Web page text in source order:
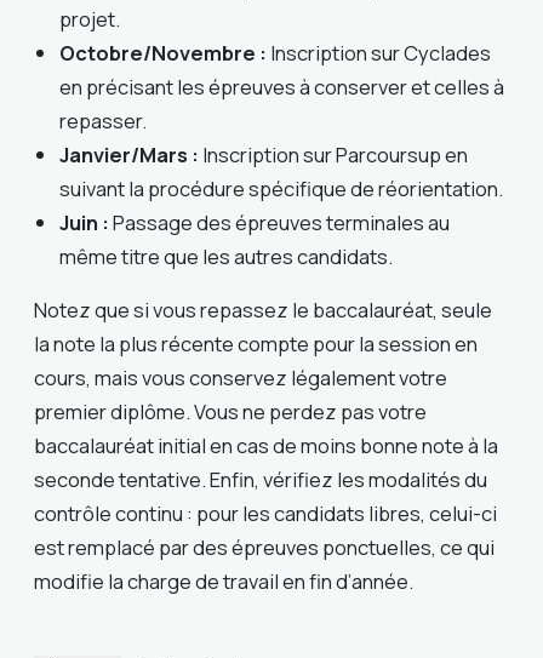
projet.
Octobre/Novembre : Inscription sur Cyclades
en précisant les épreuves à conserver et celles à
repasser.
Janvier/Mars : Inscription sur Parcoursup en
suivant la procédure spécifique de réorientation.
Juin : Passage des épreuves terminales au
même titre que les autres candidats.
Notez que si vous repassez le baccalauréat, seule
la note la plus récente compte pour la session en
cours, mais vous conservez légalement votre
premier diplôme. Vous ne perdez pas votre
baccalauréat initial en cas de moins bonne note à la
seconde tentative. Enfin, vérifiez les modalités du
contrôle continu : pour les candidats libres, celui-ci
est remplacé par des épreuves ponctuelles, ce qui
modifie la charge de travail en fin d’année.